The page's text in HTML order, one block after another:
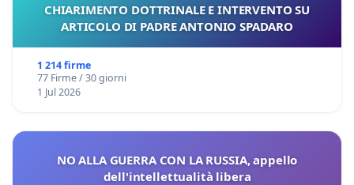
CHIARIMENTO DOTTRINALE E INTERVENTO SU
ARTICOLO DI PADRE ANTONIO SPADARO
1 214 firme
77 Firme / 30 giorni
1 Jul 2026
NO ALLA GUERRA CON LA RUSSIA, appello
dell'intellettualità libera